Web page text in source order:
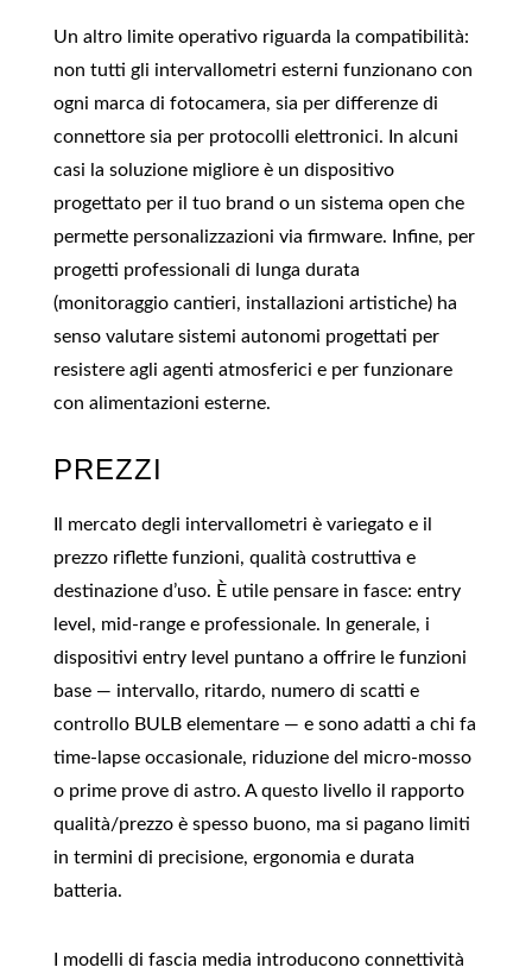
Un altro limite operativo riguarda la compatibilità:
non tutti gli intervallometri esterni funzionano con
ogni marca di fotocamera, sia per differenze di
connettore sia per protocolli elettronici. In alcuni
casi la soluzione migliore è un dispositivo
progettato per il tuo brand o un sistema open che
permette personalizzazioni via firmware. Infine, per
progetti professionali di lunga durata
(monitoraggio cantieri, installazioni artistiche) ha
senso valutare sistemi autonomi progettati per
resistere agli agenti atmosferici e per funzionare
con alimentazioni esterne.
PREZZI
Il mercato degli intervallometri è variegato e il
prezzo riflette funzioni, qualità costruttiva e
destinazione d’uso. È utile pensare in fasce: entry
level, mid‑range e professionale. In generale, i
dispositivi entry level puntano a offrire le funzioni
base — intervallo, ritardo, numero di scatti e
controllo BULB elementare — e sono adatti a chi fa
time‑lapse occasionale, riduzione del micro‑mosso
o prime prove di astro. A questo livello il rapporto
qualità/prezzo è spesso buono, ma si pagano limiti
in termini di precisione, ergonomia e durata
batteria.
I modelli di fascia media introducono connettività